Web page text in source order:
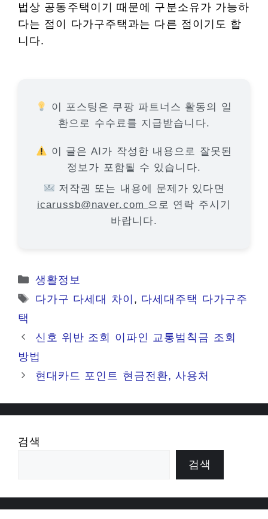
법상 공동주택이기 때문에 구분소유가 가능하
다는 점이 다가구주택과는 다른 점이기도 합
니다.
이 포스팅은 쿠팡 파트너스 활동의 일
환으로 수수료를 지급받습니다.
이 글은 AI가 작성한 내용으로 잘못된
정보가 포함될 수 있습니다.
저작권 또는 내용에 문제가 있다면
icarussb@naver.com 으로 연락 주시기
바랍니다.
카
테
생활정보
태
다가구 다세대 차이 , 다세대주택 다가구주
택
신호 위반 조회 이파인 교통범칙금 조회
방법
현대카드 포인트 현금전환, 사용처
검색
검색